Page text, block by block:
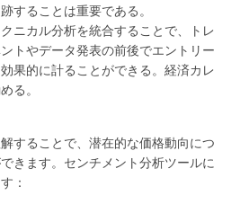
することは重要である。
ニカル分析を統合することで、トレ
トやデータ発表の前後でエントリー
果的に計ることができる。経済カレ
る。
することで、潜在的な価格動向につ
きます。センチメント分析ツールに
：